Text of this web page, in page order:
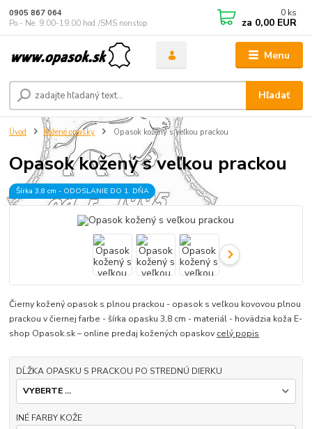
Menu
Hľadať
0905 867 064
Po.- Ne. 9.00-19.00 hod./SMS nonstop
0 ks
za 0,00 EUR
Úvod Kožené opasky Opasok kožený s veľkou prackou
Opasok kožený s veľkou prackou
Šírka 3,8 cm - ODOSLANIE DO 1. DŇA
Čierny kožený opasok s plnou prackou - opasok s veľkou kovovou plnou
prackou v čiernej farbe - šírka opasku 3,8 cm - materiál - hovädzia koža E-
shop Opasok.sk – online predaj kožených opaskov celý popis
DĹŽKA OPASKU S PRACKOU PO STREDNÚ DIERKU
INÉ FARBY KOŽE